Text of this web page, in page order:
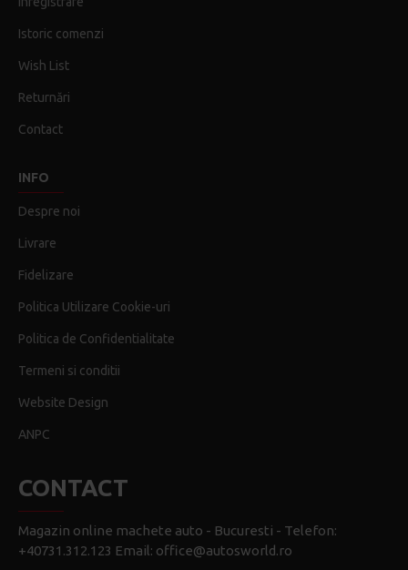
Istoric comenzi
Wish List
Returnări
Contact
INFO
Despre noi
Livrare
Fidelizare
Politica Utilizare Cookie-uri
Politica de Confidentialitate
Termeni si conditii
Website Design
ANPC
CONTACT
Magazin online machete auto - Bucuresti - Telefon:
+40731.312.123 Email: office@autosworld.ro